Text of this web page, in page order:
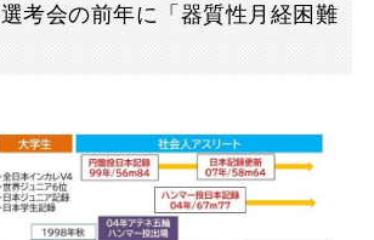
考会の前年に「器質性月経困難